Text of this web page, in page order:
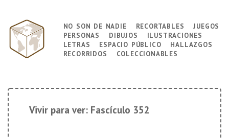
contenido
principal
Navegación
principal
no son de nadie recortables juegos
personas dibujos ilustraciones
letras espacio público hallazgos
recorridos coleccionables
Vivir para ver: Fascículo 352